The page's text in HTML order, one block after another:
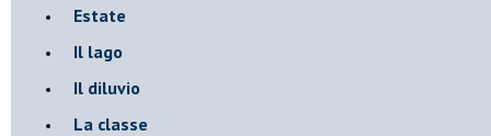
Estate
Il lago
Il diluvio
La classe